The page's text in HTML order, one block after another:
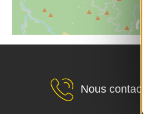
Nous contacter